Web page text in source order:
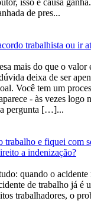
de pres...
trabalhista ou ir
mais do que o
deixa de ser
Você tem um
- às vezes logo
a pergunta […]...
trabalho e fiquei com
a indenização?
quando o acidente
de trabalho já é
trabalhadores, o